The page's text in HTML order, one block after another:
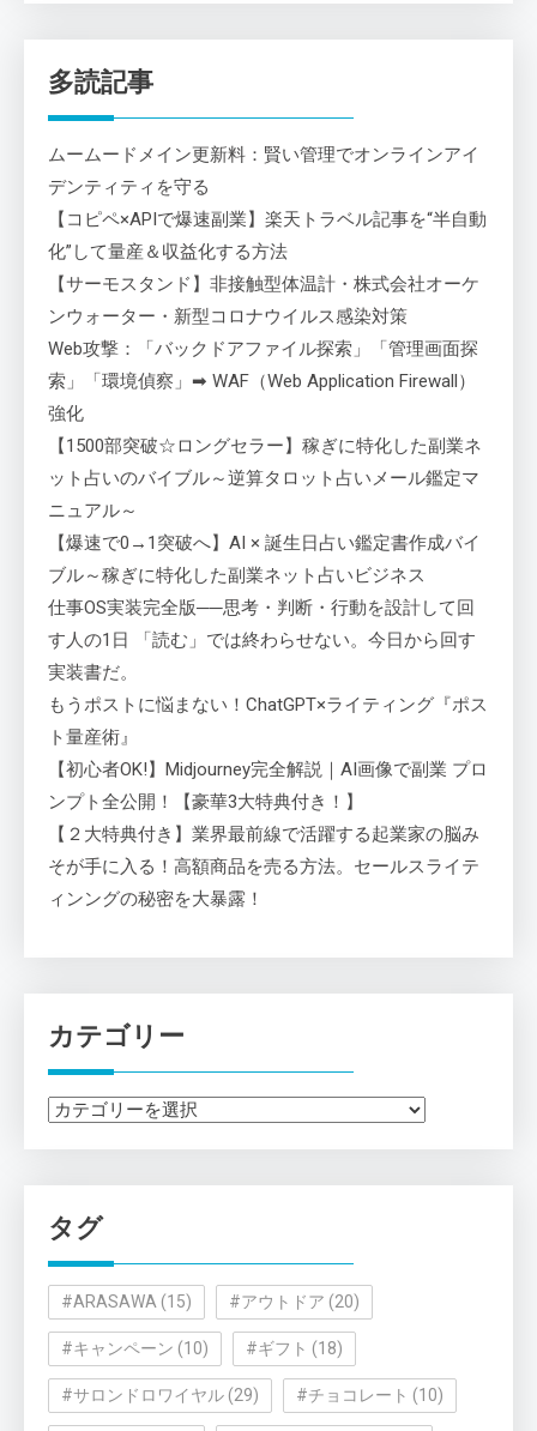
多読記事
ムームードメイン更新料：賢い管理でオンラインアイ
デンティティを守る
【コピペ×APIで爆速副業】楽天トラベル記事を“半自動
化”して量産＆収益化する方法
【サーモスタンド】非接触型体温計・株式会社オーケ
ンウォーター・新型コロナウイルス感染対策
Web攻撃：「バックドアファイル探索」「管理画面探
索」「環境偵察」➡ WAF（Web Application Firewall）
強化
【1500部突破☆ロングセラー】稼ぎに特化した副業ネ
ット占いのバイブル～逆算タロット占いメール鑑定マ
ニュアル～
【爆速で0→1突破へ】AI × 誕生日占い鑑定書作成バイ
ブル～稼ぎに特化した副業ネット占いビジネス
仕事OS実装完全版──思考・判断・行動を設計して回
す人の1日 「読む」では終わらせない。今日から回す
実装書だ。
もうポストに悩まない！ChatGPT×ライティング『ポス
ト量産術』
【初心者OK!】Midjourney完全解説｜AI画像で副業 プロ
ンプト全公開！【豪華3大特典付き！】
【２大特典付き】業界最前線で活躍する起業家の脳み
そが手に入る！高額商品を売る方法。セールスライテ
ィンングの秘密を大暴露！
カテゴリー
カ
ー
タグ
#ARASAWA (15) #アウトドア (20)
#キャンペーン (10) #ギフト (18)
#サロンドロワイヤル (29) #チョコレート (10)